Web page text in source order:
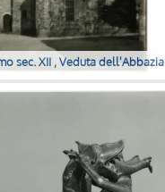
sec. XII , Veduta dell'Abbazia